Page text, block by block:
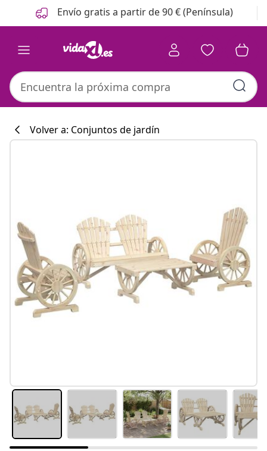
Anterior
Siguiente Envío gratis a partir de 90 € (Península)
#sharemevidaxl
Volver a: Conjuntos de jardín